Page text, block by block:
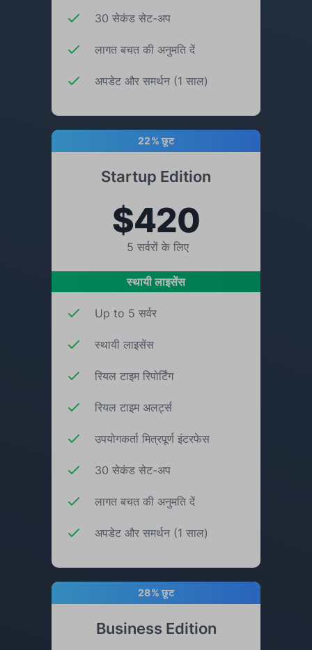
30 सेकंड सेट-अप
लागत बचत की अनुमति दें
अपडेट और समर्थन (1 साल)
22% छूट
Startup Edition
$420
5 सर्वरों के लिए
स्थायी लाइसेंस
Up to 5 सर्वर
स्थायी लाइसेंस
रियल टाइम रिपोर्टिंग
रियल टाइम अलर्ट्स
उपयोगकर्ता मित्रपूर्ण इंटरफेस
30 सेकंड सेट-अप
लागत बचत की अनुमति दें
अपडेट और समर्थन (1 साल)
28% छूट
Business Edition